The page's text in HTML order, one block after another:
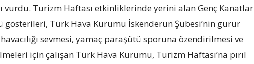
vurdu. Turizm Haftası etkinliklerinde yerini alan Genç Kanatlar
gösterileri, Türk Hava Kurumu İskenderun Şubesi’nin gurur
sevmesi, yamaç paraşütü sporuna özendirilmesi ve
için çalışan Türk Hava Kurumu, Turizm Haftası’na pırıl